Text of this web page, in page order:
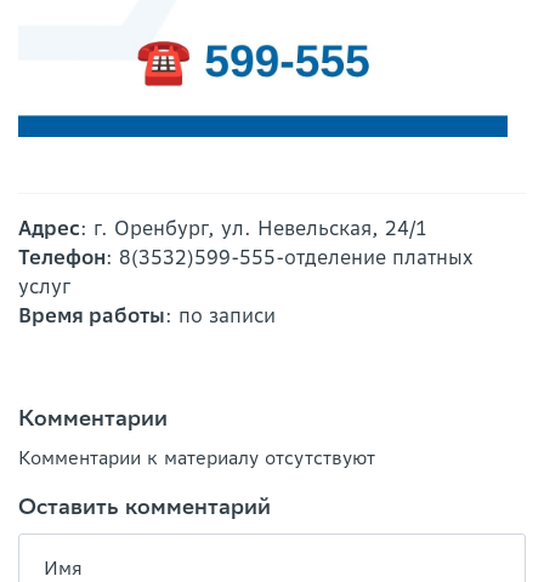
Адрес: г. Оренбург, ул. Невельская, 24/1
Телефон: 8(3532)599-555-отделение платных
услуг
Время работы: по записи
Комментарии
Комментарии к материалу отсутствуют
Оставить комментарий
Имя